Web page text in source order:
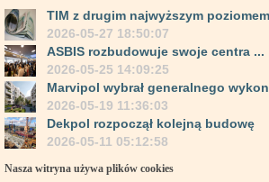
TIM z drugim najwyższym
2026-05-27 18:50:07
ASBIS rozbudowuje swoje centra ...
2026-05-25 14:09:25
Marvipol wybrał generalnego
2026-05-19 11:36:03
Dekpol rozpoczął kolejną budowę
2026-05-11 05:12:58
Nasza witryna używa plików cookies